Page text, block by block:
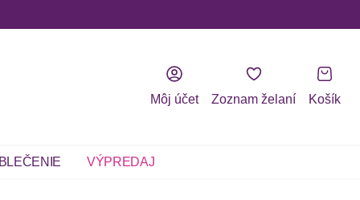
Môj účet Zoznam želaní Košík
VÝPREDAJ